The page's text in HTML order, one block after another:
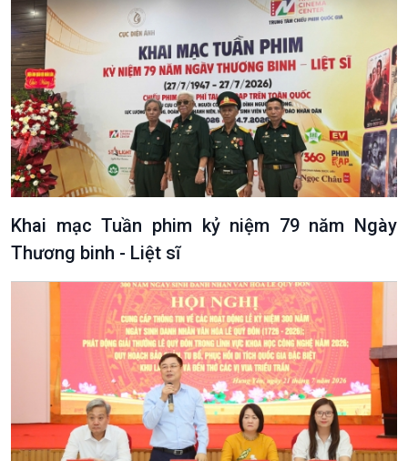
Podcast
Góc nhìn VOV1
Bình luận
10 phút Sự kiện - Luận bàn
Câu chuyện thời sự
Khai mạc Tuần phim kỷ niệm 79 năm Ngày
Thương binh - Liệt sĩ